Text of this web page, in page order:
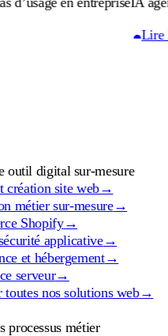
Lire l'article
outil digital sur-mesure
création site web→
métier sur-mesure→
Shopify→
applicative→
et hébergement→
serveur→
nos solutions web→
processus métier